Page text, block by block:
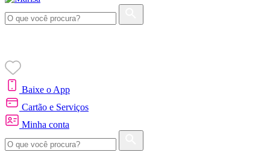
Baixe o App
Cartão e Serviços
Minha conta